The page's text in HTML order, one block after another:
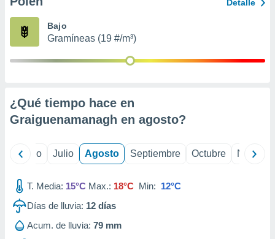
publicidad
1199
Detalle
Bajo
Gramíneas (19 #/m³)
¿Qué tiempo hace en
Graiguenamanagh en agosto?
Junio Julio Agosto Septiembre Octubre
T. Media: 15°C Max.: 18°C Min: 12°C
Días de lluvia: 12 días
Acum. de lluvia: 79 mm